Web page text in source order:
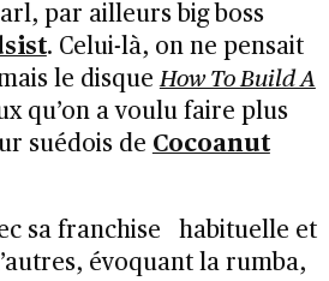
par ailleurs big boss
. Celui-là, on ne pensait
le disque How To Build A
qu’on a voulu faire plus
suédois de Cocoanut
sa franchise habituelle et
évoquant la rumba,